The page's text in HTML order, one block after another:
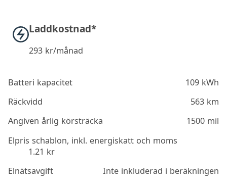
Laddkostnad*
293kr/månad
Batteri kapacitet
109 kWh
Räckvidd
563 km
Angiven årlig körsträcka
1500 mil
Elpris schablon, inkl. energiskatt och moms
1.21 kr
Elnätsavgift
Inte inkluderad i beräkningen